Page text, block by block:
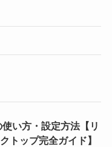
い方・設定方法【リ
トップ完全ガイド】